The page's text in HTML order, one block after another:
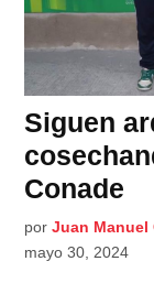
Siguen
Conade
por Juan Manuel
mayo 30, 2024